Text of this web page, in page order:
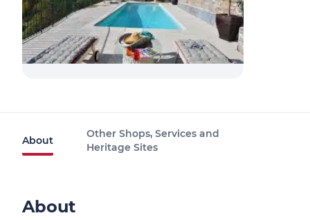
About
Other Shops, Services and
Heritage Sites
About